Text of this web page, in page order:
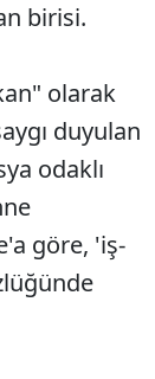
birisi.
olarak
duyulan
odaklı
göre, 'iş-